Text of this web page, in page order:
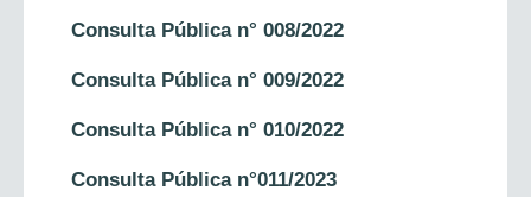
Consulta Pública n° 008/2022
Consulta Pública n° 009/2022
Consulta Pública n° 010/2022
Consulta Pública n°011/2023